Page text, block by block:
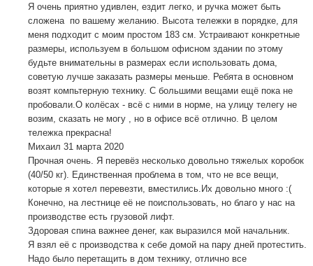
Я очень приятно удивлен, ездит легко, и ручка может быть
сложена по вашему желанию. Высота тележки в порядке, для
меня подходит с моим простом 183 см. Устраивают конкретные
размеры, используем в большом офисном здании по этому
будьте внимательны в размерах если использовать дома,
советую лучше заказать размеры меньше. Ребята в основном
возят компьтерную технику. С большими вещами ещё пока не
пробовали.О колёсах - всё с ними в норме, на улицу телегу не
возим, сказать не могу , но в офисе всё отлично. В целом
тележка прекрасна!
Михаил 31 марта 2020
Прочная очень. Я перевёз несколько довольно тяжелых коробок
(40/50 кг). Единственная проблема в том, что не все вещи,
которые я хотел перевезти, вместились.Их довольно много :(
Конечно, на лестнице её не поиспользовать, но благо у нас на
производстве есть грузовой лифт.
Здоровая спина важнее денег, как выразился мой начальник.
Я взял её с производства к себе домой на пару дней протестить.
Надо было перетащить в дом технику, отлично все